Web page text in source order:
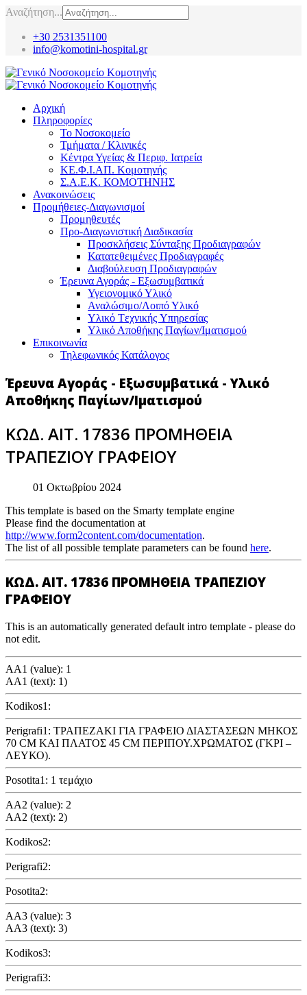
Αναζήτηση...
+30 2531351100
info@komotini-hospital.gr
Αρχική
Πληροφορίες
Το Νοσοκομείο
Τμήματα / Κλινικές
Κέντρα Υγείας & Περιφ. Ιατρεία
ΚΕ.Φ.Ι.ΑΠ. Κομοτηνής
Σ.Α.Ε.Κ. ΚΟΜΟΤΗΝΗΣ
Ανακοινώσεις
Προμήθειες-Διαγωνισμοί
Προμηθευτές
Προ-Διαγωνιστική Διαδικασία
Προσκλήσεις Σύνταξης Προδιαγραφών
Κατατεθειμένες Προδιαγραφές
Διαβούλευση Προδιαγραφών
Έρευνα Αγοράς - Εξωσυμβατικά
Υγειονομικό Υλικό
Αναλώσιμο/Λοιπό Υλικό
Υλικό Tεχνικής Yπηρεσίας
Υλικό Αποθήκης Παγίων/Ιματισμού
Επικοινωνία
Τηλεφωνικός Κατάλογος
Έρευνα Αγοράς - Εξωσυμβατικά - Υλικό
Αποθήκης Παγίων/Ιματισμού
ΚΩΔ. ΑΙΤ. 17836 ΠΡΟΜΗΘΕΙΑ
ΤΡΑΠΕΖΙΟΥ ΓΡΑΦΕΙΟΥ
01 Οκτωβρίου 2024
This template is based on the Smarty template engine
Please find the documentation at
http://www.form2content.com/documentation.
The list of all possible template parameters can be found here.
ΚΩΔ. ΑΙΤ. 17836 ΠΡΟΜΗΘΕΙΑ ΤΡΑΠΕΖΙΟΥ
ΓΡΑΦΕΙΟΥ
This is an automatically generated default intro template - please do
not edit.
AA1 (value): 1
AA1 (text): 1)
Kodikos1:
Perigrafi1: ΤΡΑΠΕΖΑΚΙ ΓΙΑ ΓΡΑΦΕΙΟ ΔΙΑΣΤΑΣΕΩΝ ΜΗΚΟΣ
70 CM KAI ΠΛΑΤΟΣ 45 CM ΠΕΡΙΠΟΥ.XΡΩΜΑΤΟΣ (ΓΚΡΙ –
ΛΕΥΚΟ).
Posotita1: 1 τεμάχιο
AA2 (value): 2
AA2 (text): 2)
Kodikos2:
Perigrafi2:
Posotita2:
AA3 (value): 3
AA3 (text): 3)
Kodikos3:
Perigrafi3: